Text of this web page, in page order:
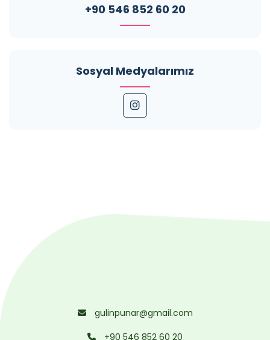
+90 546 852 60 20
Sosyal Medyalarımız
gulinpunar@gmail.com
+90 546 852 60 20